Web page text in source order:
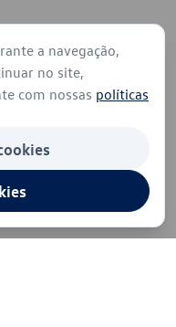
a navegação,
no site,
com nossas políticas